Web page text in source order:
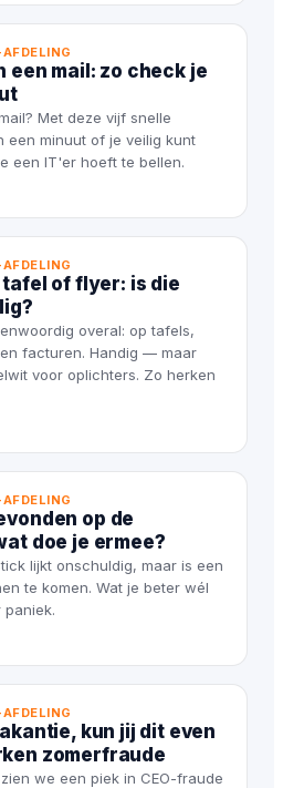
een mail: zo check je
Met deze vijf snelle
een minuut of je veilig kunt
een IT'er hoeft te bellen.
tafel of flyer: is die
overal: op tafels,
facturen. Handig — maar
voor oplichters. Zo herken
op de
doe je ermee?
lijkt onschuldig, maar is een
te komen. Wat je beter wél
kun jij dit even
zomerfraude
we een piek in CEO-fraude